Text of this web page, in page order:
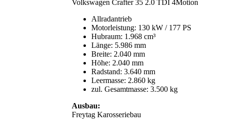
Volkswagen Crafter 35 2.0 TDI 4Motion
Allradantrieb
Motorleistung: 130 kW / 177 PS
Hubraum: 1.968 cm³
Länge: 5.986 mm
Breite: 2.040 mm
Höhe: 2.040 mm
Radstand: 3.640 mm
Leermasse: 2.860 kg
zul. Gesamtmasse: 3.500 kg
Ausbau:
Freytag Karosseriebau